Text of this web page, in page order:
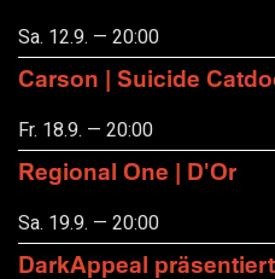
Sa. 12.9. — 20:00
Carson | Suicide
Fr. 18.9. — 20:00
Regional One | D'Or
Sa. 19.9. — 20:00
DarkAppeal